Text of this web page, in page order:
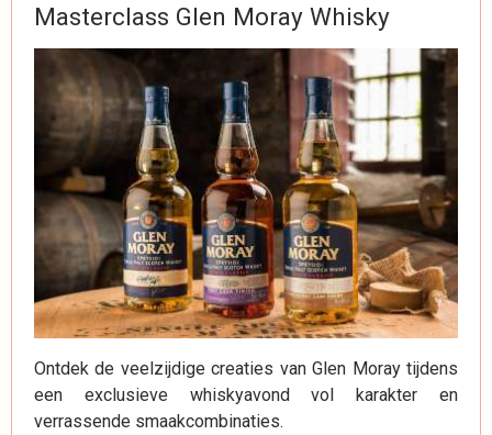
Masterclass Glen Moray Whisky
Ontdek de veelzijdige creaties van Glen Moray tijdens
een exclusieve whiskyavond vol karakter en
verrassende smaakcombinaties.